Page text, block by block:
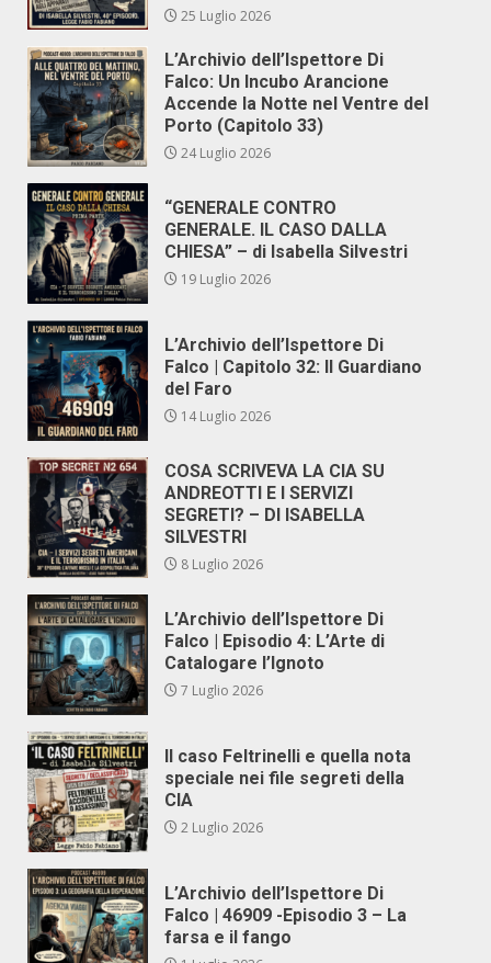
25 Luglio 2026
L’Archivio dell’Ispettore Di
Falco: Un Incubo Arancione
Accende la Notte nel Ventre del
Porto (Capitolo 33)
24 Luglio 2026
“GENERALE CONTRO
GENERALE. IL CASO DALLA
CHIESA” – di Isabella Silvestri
19 Luglio 2026
L’Archivio dell’Ispettore Di
Falco | Capitolo 32: Il Guardiano
del Faro
14 Luglio 2026
COSA SCRIVEVA LA CIA SU
ANDREOTTI E I SERVIZI
SEGRETI? – DI ISABELLA
SILVESTRI
8 Luglio 2026
L’Archivio dell’Ispettore Di
Falco | Episodio 4: L’Arte di
Catalogare l’Ignoto
7 Luglio 2026
Il caso Feltrinelli e quella nota
speciale nei file segreti della
CIA
2 Luglio 2026
L’Archivio dell’Ispettore Di
Falco | 46909 -Episodio 3 – La
farsa e il fango